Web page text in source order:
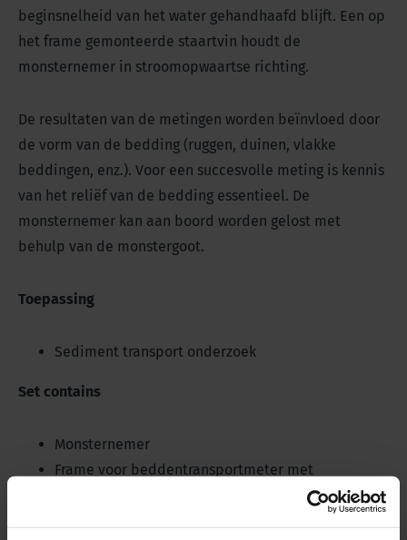
beginsnelheid van het water gehandhaafd blijft. Een op
het frame gemonteerde staartvin houdt de
monsternemer in stroomopwaartse richting.
De resultaten van de metingen worden beïnvloed door
de vorm van de bedding (ruggen, duinen, vlakke
beddingen, enz.). Voor een succesvolle meting is kennis
van het reliëf van de bedding essentieel. De
monsternemer kan aan boord worden gelost met
behulp van de monstergoot.
Toepassing
Sediment transport onderzoek
Set contains
Monsternemer
Frame voor beddentransportmeter met